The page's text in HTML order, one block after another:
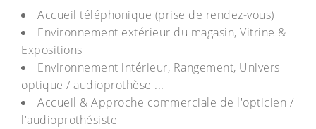
Accueil téléphonique (prise de rendez-vous)
Environnement extérieur du magasin, Vitrine &
Expositions
Environnement intérieur, Rangement, Univers
optique / audioprothèse ...
Accueil & Approche commerciale de l'opticien /
l'audioprothésiste